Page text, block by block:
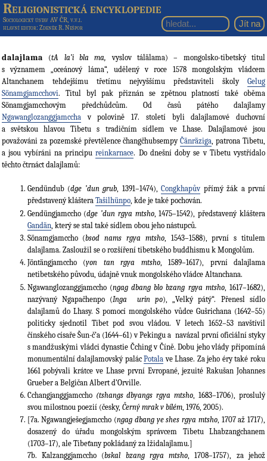
Religionistická encyklopedie
Sociologický ústav AV ČR, v.v.i.
hlavní editor: Zdeněk R. Nešpor
dalajlama (tA la’i bla ma, vyslov tálälama) – mongolsko-tibetský titul
s významem „oceánový láma“, udělený v roce 1578 mongolským vládcem
Altanchanem tehdejšímu třetímu nejvyššímu představiteli školy Gelug
Sönamgjamcchovi. Titul byl pak přiznán se zpětnou platností také oběma
Sönamgjamcchovým předchůdcům. Od časů pátého dalajlamy
Ngawanglozanggjamccha v polovině 17. století byli dalajlamové duchovní
a světskou hlavou Tibetu s tradičním sídlem ve Lhase. Dalajlamové jsou
považováni za pozemské převtělence čhangčhubsempyČänräziga, patrona Tibetu,
a jsou vybíráni na principureinkarnace. Do dnešní doby se v Tibetu vystřídalo
těchto čtrnáct dalajlamů:
Gendündub (dge ’dun grub, 1391–1474),Congkhapův přímý žák a první
představený kláštera Tašilhünpo, kde je také pochován.
Gendüngjamccho (dge ’dun rgya mtsho, 1475–1542), představený kláštera
Gandän , který se stal také sídlem obou jeho nástupců.
Sönamgjamccho (bsod nams rgya mtsho, 1543–1588), první s titulem
dalajlama. Zasloužil se o rozšíření tibetského buddhismu k Mongolům.
Jöntängjamccho (yon tan rgya mtsho, 1589–1617), první dalajlama
netibetského původu, údajně vnuk mongolského vládce Altanchana.
Ngawanglozanggjamccho (ngag dbang blo bzang rgya mtsho, 1617–1682),
nazývaný Ngapačhenpo (Inga urin po), „Velký pátý“. Přenesl sídlo
dalajlamů do Lhasy. S pomocí mongolského vůdce Gušrichana (1642–55)
politicky sjednotil Tibet pod svou vládou. V letech 1652–53 navštívil
čínského císaře Šun-č’a (1644–61) v Pekingu a navázal první oficiální styky
s mandžuskými vládci dynastie Čching v Číně. Dobu jeho vlády připomíná
monumentální dalajlamovský palácPotala ve Lhase. Za jeho éry také roku
1661 pobývali krátce ve Lhase první Evropané, jezuité Rakušan Johannes
Grueber a Belgičan Albert d’Orville.
Cchangjanggjamccho (tshangs dbyangs rgya mtsho , 1683–1706), proslulý
svou milostnou poezií (česky, Černý mrak v bílém, 1976, 2005).
[7a. Ngawangješegjamccho (ngag dbang ye shes rgya mtsho, 1707 až 1717),
dosazený do úřadu mongolským správcem Tibetu Lhabzangchanem
(1703–17), ale Tibeťany pokládaný za lžidalajlamu.]
7b. Kalzanggjamccho (bskal bzang rgya mtsho, 1708–1757), za jehož